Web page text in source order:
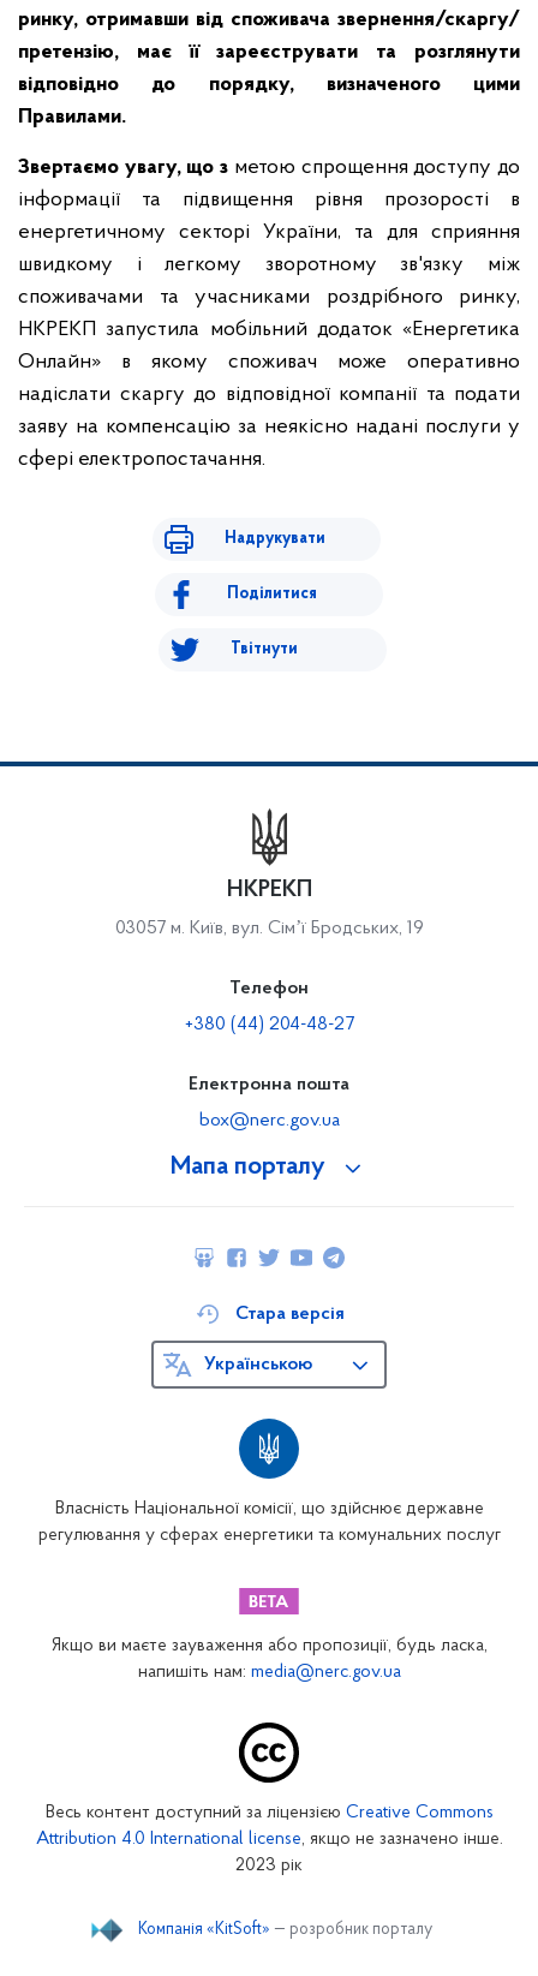
ринку, отримавши від споживача звернення/скаргу/
претензію, має її зареєструвати та розглянути
відповідно до порядку, визначеного цими
Правилами.
Звертаємо увагу, що з метою спрощення доступу до
інформації та підвищення рівня прозорості в
енергетичному секторі України, та для сприяння
швидкому і легкому зворотному зв'язку між
споживачами та учасниками роздрібного ринку,
НКРЕКП запустила мобільний додаток «Енергетика
Онлайн» в якому споживач може оперативно
надіслати скаргу до відповідної компанії та подати
заяву на компенсацію за неякісно надані послуги у
сфері електропостачання.
Надрукувати
Поділитися
Твітнути
Мапа порталу
НКРЕКП
03057 м. Київ, вул. Сімʼї Бродських, 19
Телефон
+380 (44) 204-48-27
Електронна пошта
box@nerc.gov.ua
Власність Національної комісії, що здійснює державне
регулювання у сферах енергетики та комунальних послуг
Стара версія
Українською
Якщо ви маєте зауваження або пропозиції, будь ласка,
напишіть нам: media@nerc.gov.ua
Весь контент доступний за ліцензією Creative Commons
Attribution 4.0 International license, якщо не зазначено інше.
2023 рік
Компанія «KitSoft» — розробник порталу